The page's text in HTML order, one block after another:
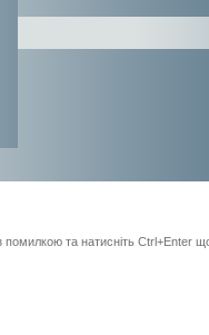
помилкою та натисніть Ctrl+Enter